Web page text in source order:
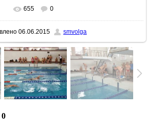
размере 736x552
655 0
06.06.2015 smvolga
0